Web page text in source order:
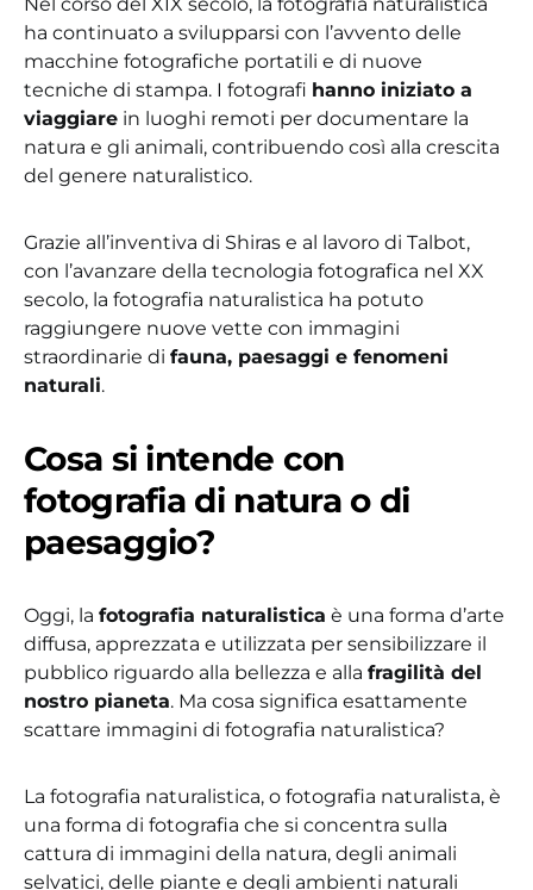
ha continuato a svilupparsi con l’avvento delle
macchine fotografiche portatili e di nuove
tecniche di stampa. I fotografi hanno iniziato a
viaggiare in luoghi remoti per documentare la
natura e gli animali, contribuendo così alla crescita
del genere naturalistico.
Grazie all’inventiva di Shiras e al lavoro di Talbot,
con l’avanzare della tecnologia fotografica nel XX
secolo, la fotografia naturalistica ha potuto
raggiungere nuove vette con immagini
straordinarie di fauna, paesaggi e fenomeni
naturali.
Cosa si intende con
fotografia di natura o di
paesaggio?
Oggi, la fotografia naturalistica è una forma d’arte
diffusa, apprezzata e utilizzata per sensibilizzare il
pubblico riguardo alla bellezza e alla fragilità del
nostro pianeta. Ma cosa significa esattamente
scattare immagini di fotografia naturalistica?
La fotografia naturalistica, o fotografia naturalista, è
una forma di fotografia che si concentra sulla
cattura di immagini della natura, degli animali
selvatici, delle piante e degli ambienti naturali